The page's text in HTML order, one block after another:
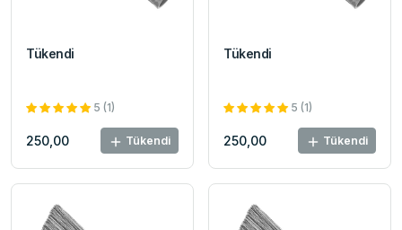
Tükendi
5 (1)
250,00 Tükendi
Tükendi
5 (1)
250,00 Tükendi